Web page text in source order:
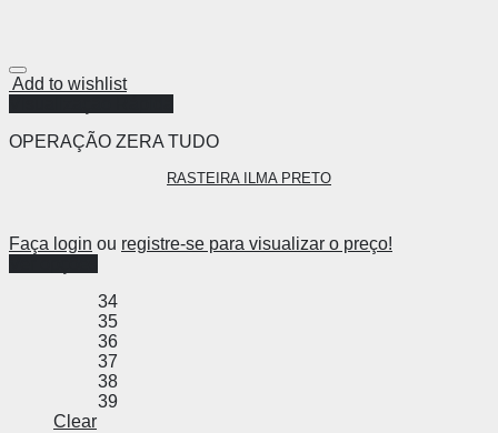
Add to wishlist
OPERAÇÃO ZERA TUDO
RASTEIRA ILMA PRETO
Faça login ou registre-se para visualizar o preço!
34
35
36
37
38
39
Clear